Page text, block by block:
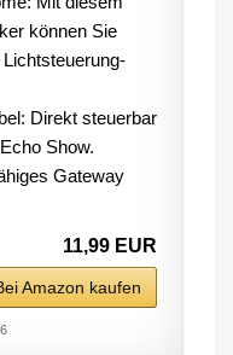
können Sie
Direkt steuerbar
Show.
Gateway
11,99 EUR
Amazon kaufen